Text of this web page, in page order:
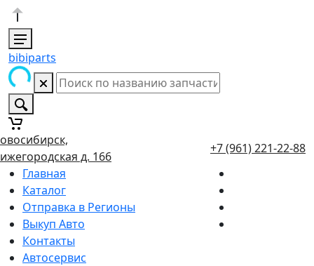
bibiparts
д. 166
+7 (961) 221-22-88
Главная
Каталог
Отправка в Регионы
Выкуп Авто
Контакты
Автосервис